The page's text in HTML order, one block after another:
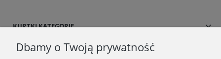
KURTKI KATEGORIE
SUKIENKI/SPÓDNICE
Dbamy o Twoją prywatność